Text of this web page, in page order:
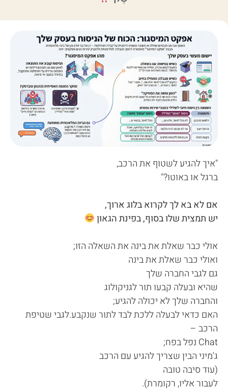
"איך להגיע לשטוף את הרכב,
ברגל או באוטו?"
אם לא בא לך לקרוא בלוג ארוך,
יש תמצית שלו בסוף, בפינת הגאון
אולי כבר שאלת את בינה את השאלה הזו;
ואולי כבר שאלת את בינה
גם לגבי החברה שלך
שהיא ובעלה קבעו תור לגניקולוג
והחברה שלך לא יכולה להגיע;
האם כדאי לבעלה ללכת לבד לתור שנקבע.לגבי שטיפת
הרכב –
Chat נפל בפח;
ג'מיני הבין שצריך להגיע עם הרכב
(עוד סיבה טובה
לעבור אליו, רקומרת).